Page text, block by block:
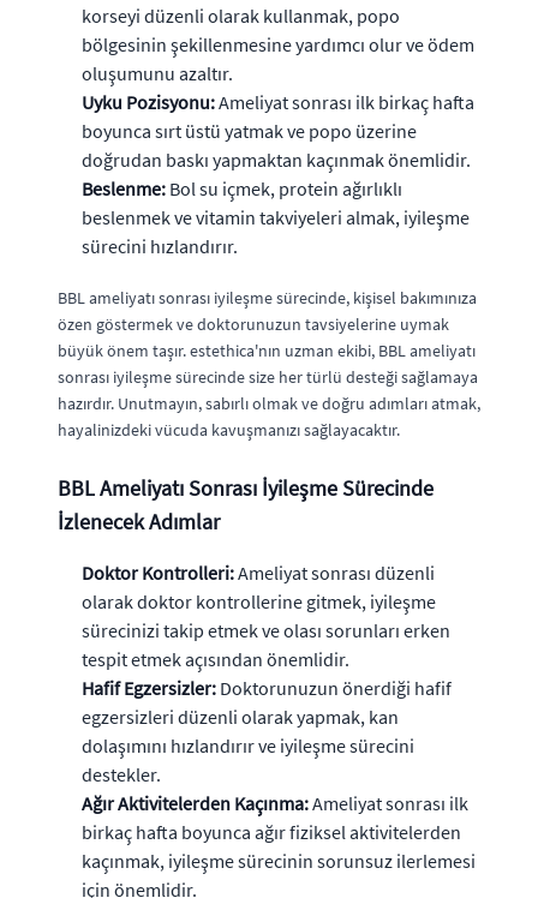
korseyi düzenli olarak kullanmak, popo
bölgesinin şekillenmesine yardımcı olur ve ödem
oluşumunu azaltır.
Uyku Pozisyonu:Ameliyat sonrası ilk birkaç hafta
boyunca sırt üstü yatmak ve popo üzerine
doğrudan baskı yapmaktan kaçınmak önemlidir.
Beslenme: Bol su içmek, protein ağırlıklı
beslenmek ve vitamin takviyeleri almak, iyileşme
sürecini hızlandırır.
BBL ameliyatı sonrası iyileşme sürecinde, kişisel bakımınıza
özen göstermek ve doktorunuzun tavsiyelerine uymak
büyük önem taşır. estethica'nın uzman ekibi, BBL ameliyatı
sonrası iyileşme sürecinde size her türlü desteği sağlamaya
hazırdır. Unutmayın, sabırlı olmak ve doğru adımları atmak,
hayalinizdeki vücuda kavuşmanızı sağlayacaktır.
BBL Ameliyatı Sonrası İyileşme Sürecinde
İzlenecek Adımlar
Doktor Kontrolleri:Ameliyat sonrası düzenli
olarak doktor kontrollerine gitmek, iyileşme
sürecinizi takip etmek ve olası sorunları erken
tespit etmek açısından önemlidir.
Hafif Egzersizler: Doktorunuzun önerdiği hafif
egzersizleri düzenli olarak yapmak, kan
dolaşımını hızlandırır ve iyileşme sürecini
destekler.
Ağır Aktivitelerden Kaçınma:Ameliyat sonrası ilk
birkaç hafta boyunca ağır fiziksel aktivitelerden
kaçınmak, iyileşme sürecinin sorunsuz ilerlemesi
için önemlidir.